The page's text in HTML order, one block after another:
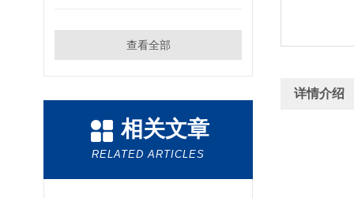
查看全部
相关文章
RELATED ARTICLES
详情介绍